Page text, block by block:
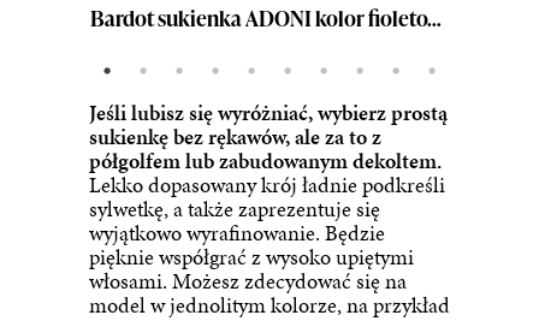
Bardot sukienka ADONI kolor fioletowy maxi dopasow...
Jeśli lubisz się wyróżniać, wybierz prostą
sukienkę bez rękawów, ale za to z
półgolfem lub zabudowanym dekoltem.
Lekko dopasowany krój ładnie podkreśli
sylwetkę, a także zaprezentuje się
wyjątkowo wyrafinowanie. Będzie
pięknie współgrać z wysoko upiętymi
włosami. Możesz zdecydować się na
model w jednolitym kolorze, na przykład